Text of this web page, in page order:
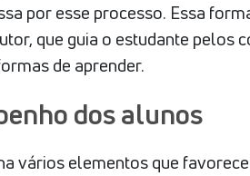
por esse processo. Essa
que guia o estudante pelos
de aprender.
dos alunos
vários elementos que